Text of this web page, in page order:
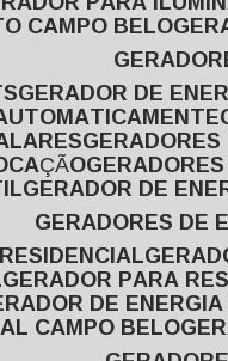
CAMPO BELO
GERADOR DE
GERADOR DE
GERADORES
GERADOR PARA
DE
CAMPO BELO